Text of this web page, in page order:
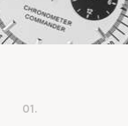
01.